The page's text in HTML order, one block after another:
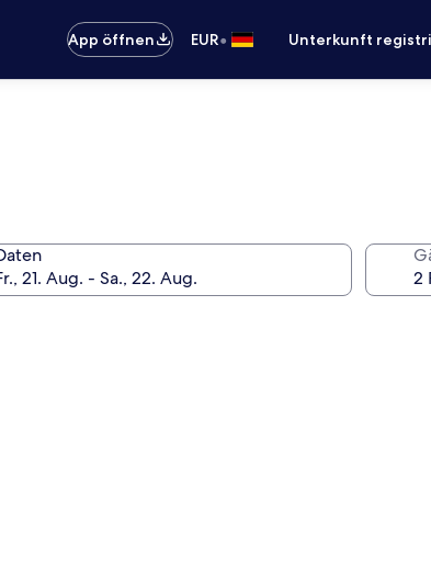
App öffnen EUR• Unterkunft